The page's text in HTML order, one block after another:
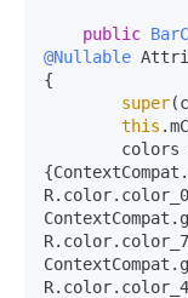
public
@Nullable
{
super
this